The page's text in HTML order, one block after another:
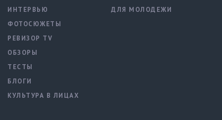
ИНТЕРВЬЮ
ФОТОСЮЖЕТЫ
РЕВИЗОР TV
ОБЗОРЫ
ТЕСТЫ
БЛОГИ
КУЛЬТУРА В ЛИЦАХ
ДЛЯ МОЛОДЕЖИ